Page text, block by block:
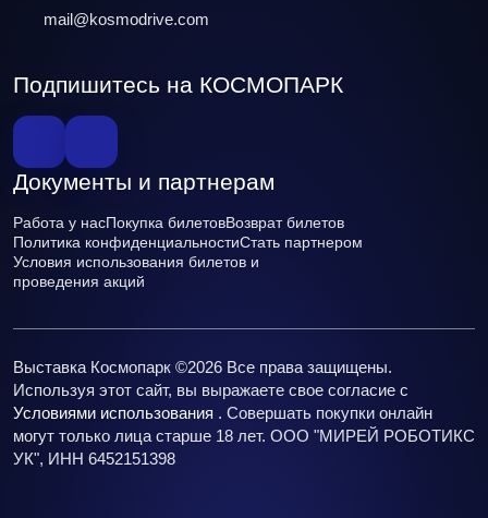
mail@kosmodrive.com
Документы и партнерам
Работа у насПокупка билетовВозврат билетов
Политика конфиденциальностиСтать партнером
Условия использования билетов и
проведения акций
Подпишитесь на КОСМОПАРК
Выставка Космопарк ©2026 Все права защищены.
Используя этот сайт, вы выражаете свое согласие с
Условиями использования . Совершать покупки онлайн
могут только лица старше 18 лет. ООО "МИРЕЙ РОБОТИКС
УК", ИНН 6452151398